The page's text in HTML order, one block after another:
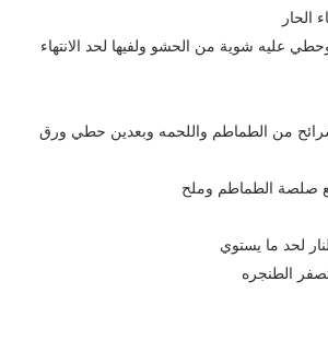
الحار
عليه شوية من الحشو ولفيها لحد الانتهاء
من الطماطم واللحمه وبعدين حطي ورق
صلصة الطماطم وملح
لحد ما يستوي
الطنجره